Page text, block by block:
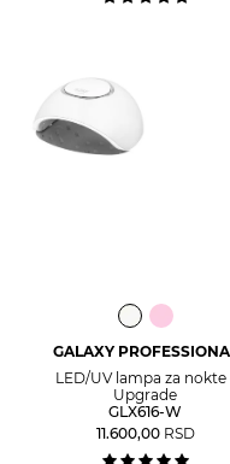
GALAXY
LED/UV lampa za nokte
Upgrade
GLX616-W
11.600,00 RSD